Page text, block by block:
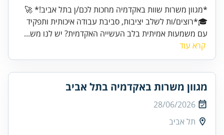
*מגוון משרות שוות באקדמיה מחכות לכם/ן בתל אביב!* 🚀
🎓*רוצים/ות לשלב יציבות, סביבת עבודה איכותית ותפקיד
עם משמעות אמיתית בלב העשייה האקדמית? יש לנו מש...
קרא עוד
מגוון משרות באקדמיה בתל אביב
28/06/2026
תל אביב